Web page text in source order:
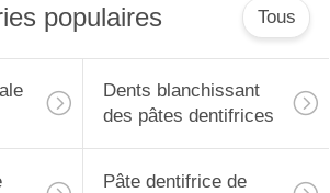
populaires Tous
Dents blanchissant
des pâtes dentifrices
Pâte dentifrice de